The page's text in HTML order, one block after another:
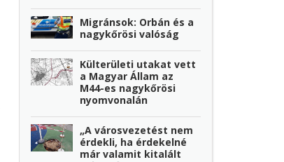
Migránsok: Orbán és a
nagykőrösi valóság
Külterületi utakat vett
a Magyar Állam az
M44-es nagykőrösi
nyomvonalán
„A városvezetést nem
érdekli, ha érdekelné
már valamit kitalált